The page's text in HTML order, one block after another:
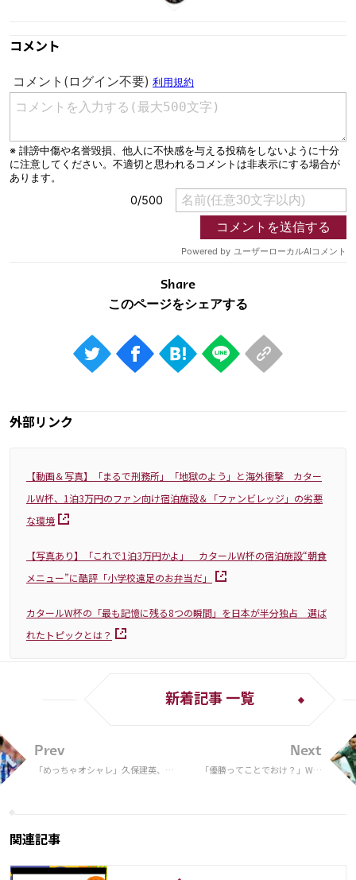
コメント
Share
外部リンク
【動画＆写真】「まるで刑務所」「地獄のよう」と海外衝撃 カター
ルW杯、1泊3万円のファン向け宿泊施設＆「ファンビレッジ」の劣悪
な環境
【写真あり】「これで1泊3万円かよ」 カタールW杯の宿泊施設“朝食
メニュー”に酷評「小学校遠足のお弁当だ」
カタールW杯の「最も記憶に残る8つの瞬間」を日本が半分独占 選ば
れたトピックとは？
Prev
「めっちゃオシャレ」久保建英、遠
新着記事 一覧
Next
「優勝ってことでおけ？」W杯
関連記事